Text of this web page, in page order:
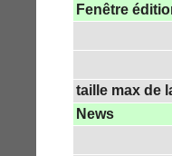
Fenêtre
taille max de
News